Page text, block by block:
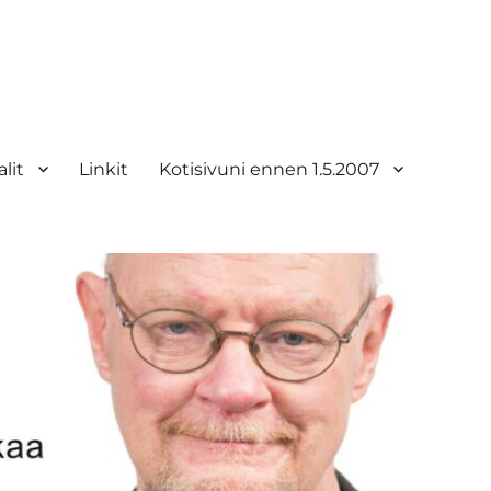
Linkit Kotisivuni ennen 1.5.2007